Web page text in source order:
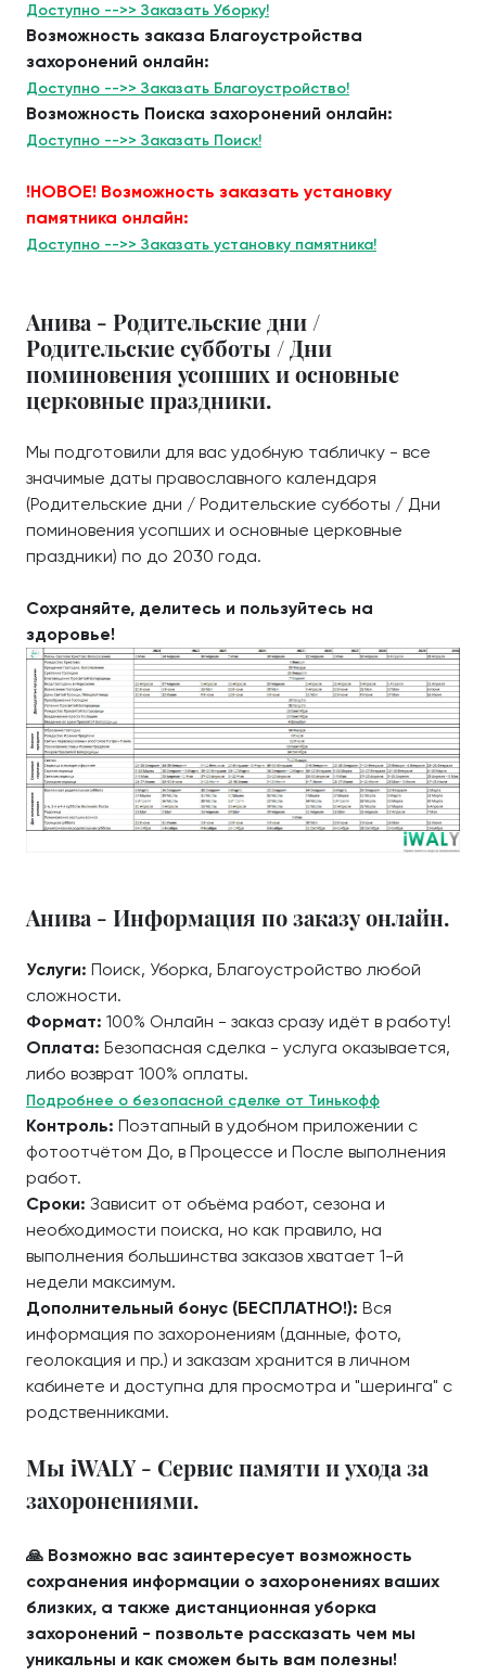
Доступно -->> Заказать Уборку!
Возможность заказа Благоустройства
захоронений онлайн:
Доступно -->> Заказать Благоустройство!
Возможность Поиска захоронений онлайн:
Доступно -->> Заказать Поиск!
!НОВОЕ! Возможность заказать установку
памятника онлайн:
Доступно -->> Заказать установку памятника!
Анива - Родительские дни /
Родительские субботы / Дни
поминовения усопших и основные
церковные праздники.
Мы подготовили для вас удобную табличку - все
значимые даты православного календаря
(Родительские дни / Родительские субботы / Дни
поминовения усопших и основные церковные
праздники) по до 2030 года.
Сохраняйте, делитесь и пользуйтесь на
здоровье!
Анива - Информация по заказу онлайн.
Услуги: Поиск, Уборка, Благоустройство любой
сложности.
Формат: 100% Онлайн - заказ сразу идёт в работу!
Оплата: Безопасная сделка - услуга оказывается,
либо возврат 100% оплаты.
Подробнее о безопасной сделке от Тинькофф
Контроль: Поэтапный в удобном приложении с
фотоотчётом До, в Процессе и После выполнения
работ.
Сроки: Зависит от объёма работ, сезона и
необходимости поиска, но как правило, на
выполнения большинства заказов хватает 1-й
недели максимум.
Дополнительный бонус (БЕСПЛАТНО!): Вся
информация по захоронениям (данные, фото,
геолокация и пр.) и заказам хранится в личном
кабинете и доступна для просмотра и "шеринга" с
родственниками.
Мы iWALY - Сервис памяти и ухода за
захоронениями.
🙏 Возможно вас заинтересует возможность
сохранения информации о захоронениях ваших
близких, а также дистанционная уборка
захоронений - позвольте рассказать чем мы
уникальны и как сможем быть вам полезны!